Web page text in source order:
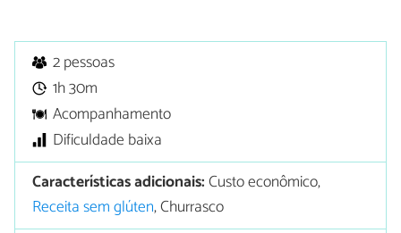
2 pessoas
1h 30m
Acompanhamento
Dificuldade baixa
Características adicionais:Custo econômico,
Receita sem glúten, Churrasco